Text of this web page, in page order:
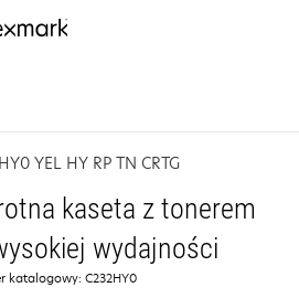
YEL HY RP TN CRTG
kaseta z tonerem
wydajności
katalogowy: C232HY0